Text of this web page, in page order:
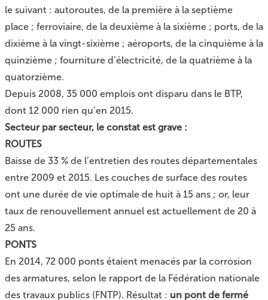
le suivant : autoroutes, de la première à la septième
place ; ferroviaire, de la deuxième à la sixième ; ports, de la
dixième à la vingt-sixième ; aéroports, de la cinquième à la
quinzième ; fourniture d’électricité, de la quatrième à la
quatorzième.
Depuis 2008, 35 000 emplois ont disparu dans le BTP,
dont 12 000 rien qu’en 2015.
Secteur par secteur, le constat est grave :
ROUTES
Baisse de 33 % de l’entretien des routes départementales
entre 2009 et 2015. Les couches de surface des routes
ont une durée de vie optimale de huit à 15 ans ; or, leur
taux de renouvellement annuel est actuellement de 20 à
25 ans.
PONTS
En 2014, 72 000 ponts étaient menacés par la corrosion
des armatures, selon le rapport de la Fédération nationale
des travaux publics (FNTP). Résultat : un pont de fermé